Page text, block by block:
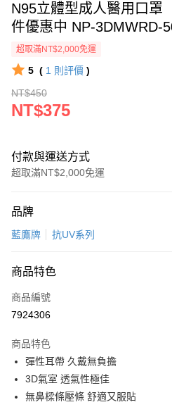
N95立體型成人醫用口罩
件優惠中 NP-3DMWRD-
超取滿NT$2,000免運
5 ( 1 則評價 )
NT$450
NT$375
付款與運送方式
超取滿NT$2,000免運
信用卡一次付款
LINE Pay
Apple Pay
Google Pay
全盈+PAY
AFTEE先享後付
品牌
藍鷹牌 抗UV系列
商品特色
商品編號
7924306
商品特色
彈性耳帶 久戴無負擔
3D氣室 透氣性極佳
無鼻樑條壓條 舒適又服貼